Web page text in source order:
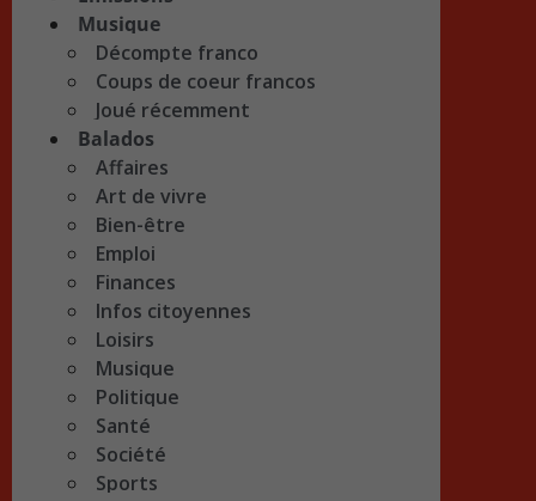
Musique
Décompte franco
Coups de coeur francos
Joué récemment
Balados
Affaires
Art de vivre
Bien-être
Emploi
Finances
Infos citoyennes
Loisirs
Musique
Politique
Santé
Société
Sports